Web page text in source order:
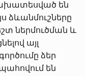
են
ձևանմուշները
ներմուծման և
այլ
ձեր
են